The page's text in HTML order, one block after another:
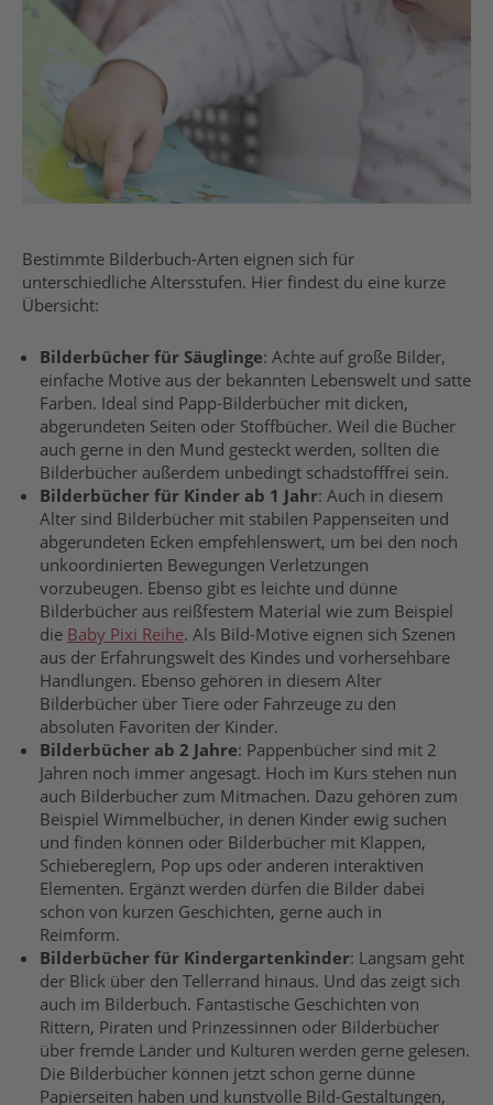
Bestimmte Bilderbuch-Arten eignen sich für
unterschiedliche Altersstufen. Hier findest du eine kurze
Übersicht:
Bilderbücher für Säuglinge: Achte auf große Bilder,
einfache Motive aus der bekannten Lebenswelt und satte
Farben. Ideal sind Papp-Bilderbücher mit dicken,
abgerundeten Seiten oder Stoffbücher. Weil die Bücher
auch gerne in den Mund gesteckt werden, sollten die
Bilderbücher außerdem unbedingt schadstofffrei sein.
Bilderbücher für Kinder ab 1 Jahr: Auch in diesem
Alter sind Bilderbücher mit stabilen Pappenseiten und
abgerundeten Ecken empfehlenswert, um bei den noch
unkoordinierten Bewegungen Verletzungen
vorzubeugen. Ebenso gibt es leichte und dünne
Bilderbücher aus reißfestem Material wie zum Beispiel
die Baby Pixi Reihe. Als Bild-Motive eignen sich Szenen
aus der Erfahrungswelt des Kindes und vorhersehbare
Handlungen. Ebenso gehören in diesem Alter
Bilderbücher über Tiere oder Fahrzeuge zu den
absoluten Favoriten der Kinder.
Bilderbücher ab 2 Jahre: Pappenbücher sind mit 2
Jahren noch immer angesagt. Hoch im Kurs stehen nun
auch Bilderbücher zum Mitmachen. Dazu gehören zum
Beispiel Wimmelbücher, in denen Kinder ewig suchen
und finden können oder Bilderbücher mit Klappen,
Schiebereglern, Pop ups oder anderen interaktiven
Elementen. Ergänzt werden dürfen die Bilder dabei
schon von kurzen Geschichten, gerne auch in
Reimform.
Bilderbücher für Kindergartenkinder: Langsam geht
der Blick über den Tellerrand hinaus. Und das zeigt sich
auch im Bilderbuch. Fantastische Geschichten von
Rittern, Piraten und Prinzessinnen oder Bilderbücher
über fremde Länder und Kulturen werden gerne gelesen.
Die Bilderbücher können jetzt schon gerne dünne
Papierseiten haben und kunstvolle Bild-Gestaltungen,